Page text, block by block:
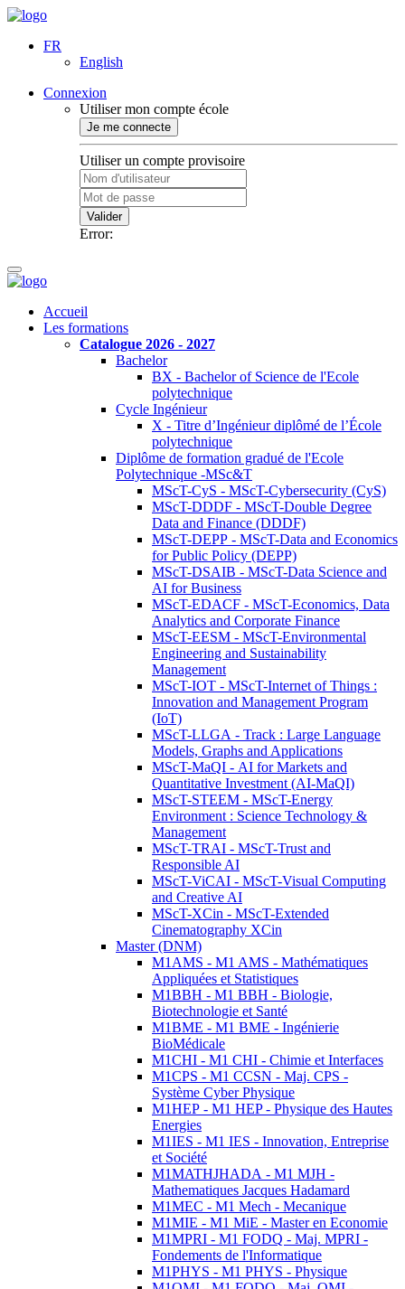
FR
English
Connexion
Utiliser mon compte école
Je me connecte
Utiliser un compte provisoire
Valider
Error:
Accueil
Les formations
Catalogue 2026 - 2027
Bachelor
BX - Bachelor of Science de l'Ecole
polytechnique
Cycle Ingénieur
X - Titre d’Ingénieur diplômé de l’École
polytechnique
Diplôme de formation gradué de l'Ecole
Polytechnique -MSc&T
MScT-CyS - MScT-Cybersecurity (CyS)
MScT-DDDF - MScT-Double Degree
Data and Finance (DDDF)
MScT-DEPP - MScT-Data and Economics
for Public Policy (DEPP)
MScT-DSAIB - MScT-Data Science and
AI for Business
MScT-EDACF - MScT-Economics, Data
Analytics and Corporate Finance
MScT-EESM - MScT-Environmental
Engineering and Sustainability
Management
MScT-IOT - MScT-Internet of Things :
Innovation and Management Program
(IoT)
MScT-LLGA - Track : Large Language
Models, Graphs and Applications
MScT-MaQI - AI for Markets and
Quantitative Investment (AI-MaQI)
MScT-STEEM - MScT-Energy
Environment : Science Technology &
Management
MScT-TRAI - MScT-Trust and
Responsible AI
MScT-ViCAI - MScT-Visual Computing
and Creative AI
MScT-XCin - MScT-Extended
Cinematography XCin
Master (DNM)
M1AMS - M1 AMS - Mathématiques
Appliquées et Statistiques
M1BBH - M1 BBH - Biologie,
Biotechnologie et Santé
M1BME - M1 BME - Ingénierie
BioMédicale
M1CHI - M1 CHI - Chimie et Interfaces
M1CPS - M1 CCSN - Maj. CPS -
Système Cyber Physique
M1HEP - M1 HEP - Physique des Hautes
Energies
M1IES - M1 IES - Innovation, Entreprise
et Société
M1MATHJHADA - M1 MJH -
Mathematiques Jacques Hadamard
M1MEC - M1 Mech - Mecanique
M1MIE - M1 MiE - Master en Economie
M1MPRI - M1 FODQ - Maj. MPRI -
Fondements de l'Informatique
M1PHYS - M1 PHYS - Physique